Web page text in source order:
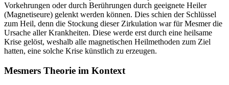
Vorkehrungen oder durch Berührungen durch geeignete Heiler
(Magnetiseure) gelenkt werden können. Dies schien der Schlüssel
zum Heil, denn die Stockung dieser Zirkulation war für Mesmer die
Ursache aller Krankheiten. Diese werde erst durch eine heilsame
Krise gelöst, weshalb alle magnetischen Heilmethoden zum Ziel
hatten, eine solche Krise künstlich zu erzeugen.
Mesmers Theorie im Kontext